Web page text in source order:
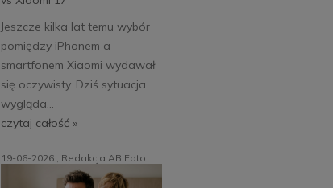
Jeszcze kilka lat temu wybór
pomiędzy iPhonem a
smartfonem Xiaomi wydawał
się oczywisty. Dziś sytuacja
wygląda...
czytaj całość »
19-06-2026 , Redakcja AB Foto